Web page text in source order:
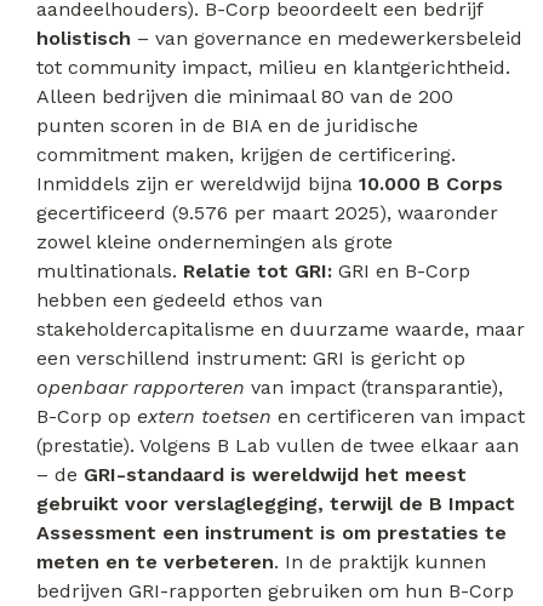
aandeelhouders). B-Corp beoordeelt een bedrijf
holistisch – van governance en medewerkersbeleid
tot community impact, milieu en klantgerichtheid.
Alleen bedrijven die minimaal 80 van de 200
punten scoren in de BIA en de juridische
commitment maken, krijgen de certificering.
Inmiddels zijn er wereldwijd bijna 10.000 B Corps
gecertificeerd (9.576 per maart 2025), waaronder
zowel kleine ondernemingen als grote
multinationals. Relatie tot GRI: GRI en B-Corp
hebben een gedeeld ethos van
stakeholdercapitalisme en duurzame waarde, maar
een verschillend instrument: GRI is gericht op
openbaar rapporteren van impact (transparantie),
B-Corp op extern toetsen en certificeren van impact
(prestatie). Volgens B Lab vullen de twee elkaar aan
– de GRI-standaard is wereldwijd het meest
gebruikt voor verslaglegging, terwijl de B Impact
Assessment een instrument is om prestaties te
meten en te verbeteren. In de praktijk kunnen
bedrijven GRI-rapporten gebruiken om hun B-Corp